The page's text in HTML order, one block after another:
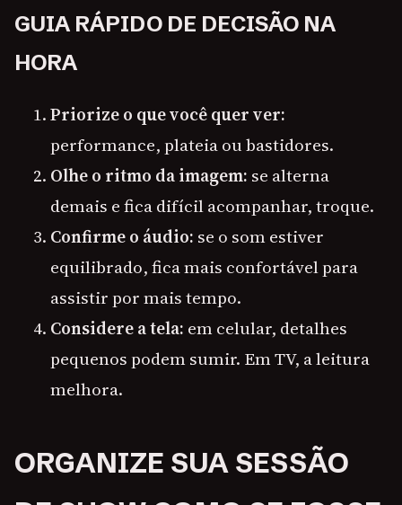
GUIA RÁPIDO DE DECISÃO NA
HORA
Priorize o que você quer ver:
performance, plateia ou bastidores.
Olhe o ritmo da imagem: se alterna
demais e fica difícil acompanhar, troque.
Confirme o áudio: se o som estiver
equilibrado, fica mais confortável para
assistir por mais tempo.
Considere a tela: em celular, detalhes
pequenos podem sumir. Em TV, a leitura
melhora.
ORGANIZE SUA SESSÃO